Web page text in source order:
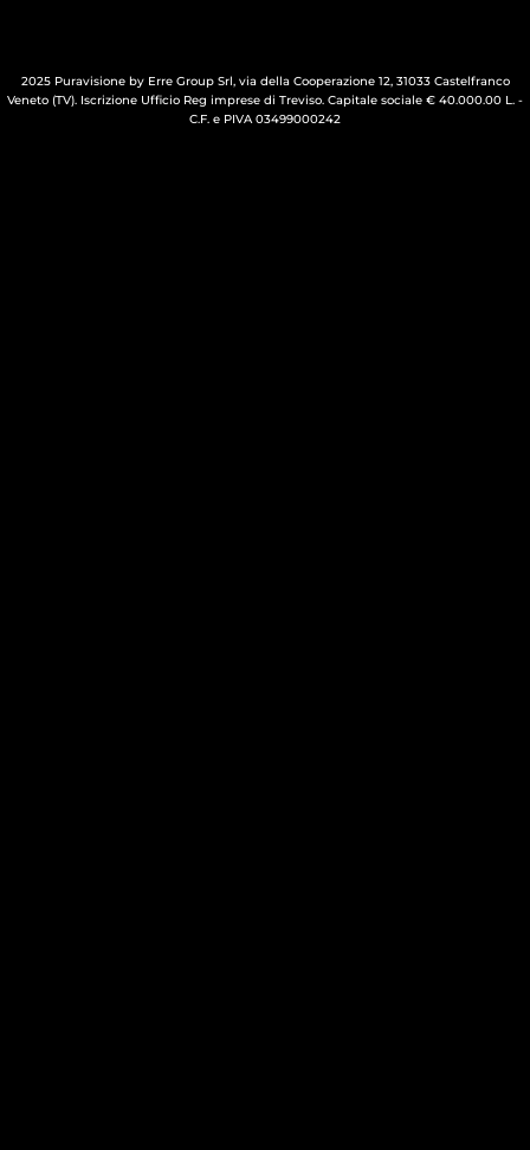
2025 Puravisione by Erre Group Srl, via della Cooperazione 12, 31033 Castelfranco
Veneto (TV). Iscrizione Ufficio Reg imprese di Treviso. Capitale sociale € 40.000.00 L. -
C.F. e PIVA 03499000242